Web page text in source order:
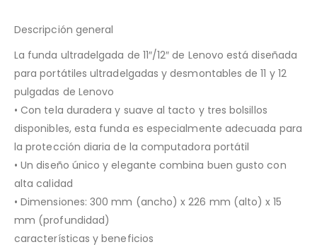
Descripción general
La funda ultradelgada de 11″/12″ de Lenovo está diseñada
para portátiles ultradelgadas y desmontables de 11 y 12
pulgadas de Lenovo
• Con tela duradera y suave al tacto y tres bolsillos
disponibles, esta funda es especialmente adecuada para
la protección diaria de la computadora portátil
• Un diseño único y elegante combina buen gusto con
alta calidad
• Dimensiones: 300 mm (ancho) x 226 mm (alto) x 15
mm (profundidad)
características y beneficios